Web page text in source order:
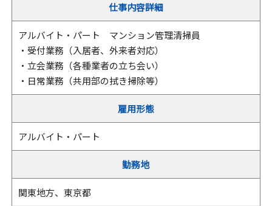
仕事内容詳細
アルバイト・パート マンション管理清掃員
・受付業務（入居者、外来者対応）
・立会業務（各種業者の立ち会い）
・日常業務（共用部の拭き掃除等）
雇用形態
アルバイト・パート
勤務地
関東地方、東京都